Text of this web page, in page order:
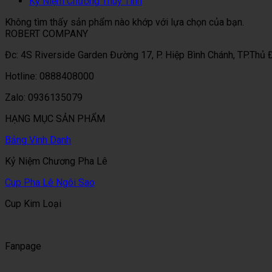
Không tìm thấy sản phẩm nào khớp với lựa chọn của bạn.
ROBERT COMPANY
Đc: 4S Riverside Garden Đường 17, P. Hiệp Bình Chánh, TP.Thủ
Hotline: 0888408000
Zalo: 0936135079
HẠNG MỤC SẢN PHẨM
Bảng Vinh Danh
Kỷ Niệm Chương Pha Lê
Cup Pha Lê Ngôi Sao
Cup Kim Loại
Fanpage